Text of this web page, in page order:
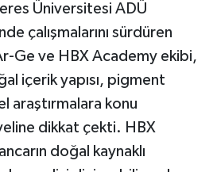
Üniversitesi ADÜ
çalışmalarını sürdüren
Ge ve HBX Academy ekibi,
içerik yapısı, pigment
araştırmalara konu
dikkat çekti. HBX
doğal kaynaklı